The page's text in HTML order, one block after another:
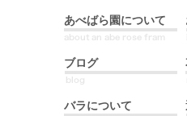
あべばら園について
ブログ
バラについて